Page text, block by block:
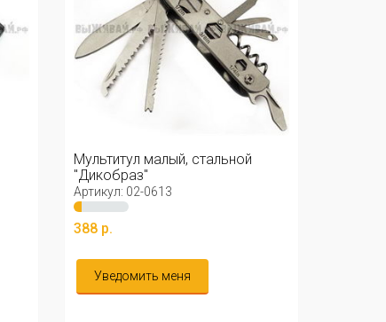
Мультитул малый, стальной
"Дикобраз"
Артикул: 02-0613
388 р.
Уведомить меня